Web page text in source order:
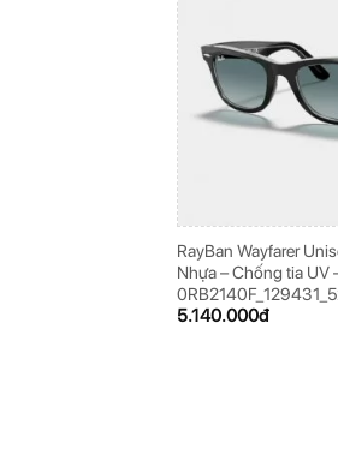
RayBan Wayfarer
Nhựa – Chống tia UV
5.140.000đ